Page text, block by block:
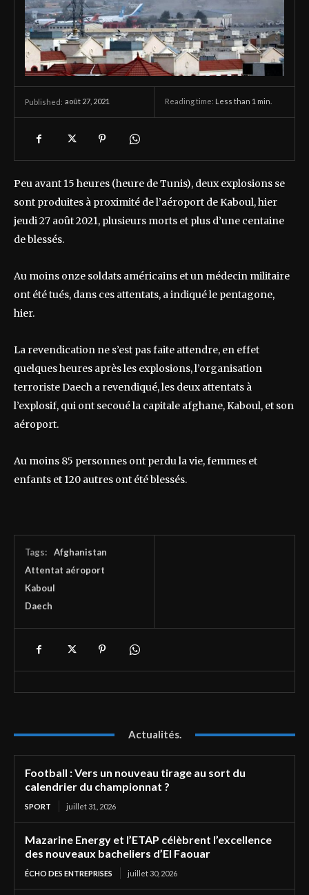
Published: août 27, 2021 Reading time: Less than 1 min.
Peu avant 15 heures (heure de Tunis), deux explosions se
sont produites à proximité de l’aéroport de Kaboul, hier
jeudi 27 août 2021, plusieurs morts et plus d’une centaine
de blessés.
Au moins onze soldats américains et un médecin militaire
ont été tués, dans ces attentats, a indiqué le pentagone,
hier.
La revendication ne s’est pas faite attendre, en effet
quelques heures après les explosions, l’organisation
terroriste Daech a revendiqué, les deux attentats à
l’explosif, qui ont secoué la capitale afghane, Kaboul, et son
aéroport.
Au moins 85 personnes ont perdu la vie, femmes et
enfants et 120 autres ont été blessés.
Tags:
Afghanistan
Attentat aéroport
Kaboul
Daech
Actualités.
Football : Vers un nouveau tirage au sort du
calendrier du championnat ?
SPORT juillet 31, 2026
Mazarine Energy et l’ETAP célèbrent l’excellence
des nouveaux bacheliers d’El Faouar
ÉCHO DES ENTREPRISES juillet 30, 2026